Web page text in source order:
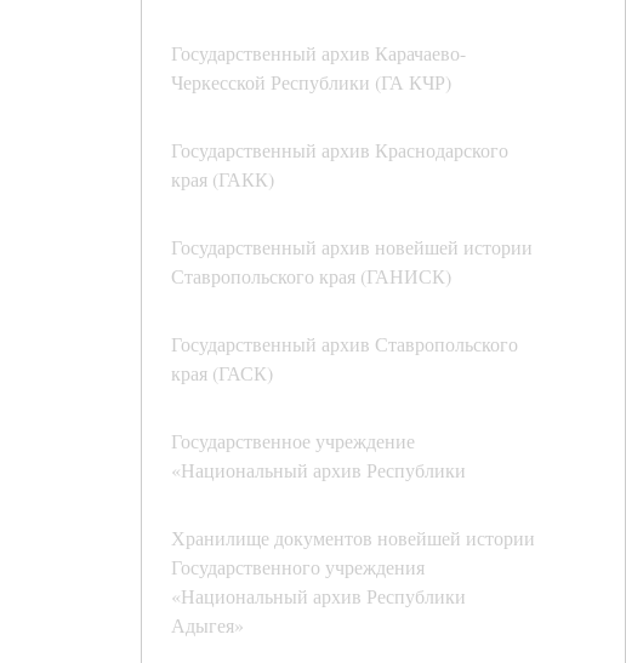
Государственный архив Карачаево-
Черкесской Республики (ГА КЧР)
Государственный архив Краснодарского
края (ГАКК)
Государственный архив новейшей истории
Ставропольского края (ГАНИСК)
Государственный архив Ставропольского
края (ГАСК)
Государственное учреждение
«Национальный архив Республики
Хранилище документов новейшей истории
Государственного учреждения
«Национальный архив Республики
Адыгея»